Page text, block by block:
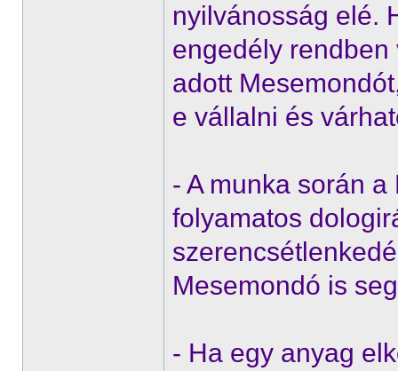
nyilvánosság elé.
engedély
adott
e vállalni és
- A munka során
folyamatos
Mesemondó is
- Ha egy anyag